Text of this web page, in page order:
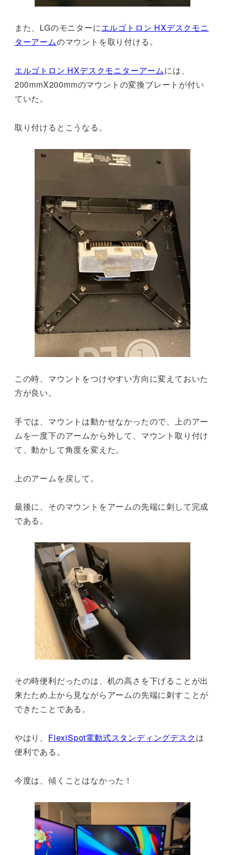
また、LGのモニターにエルゴトロン HXデスクモニ
ターアームのマウントを取り付ける。
エルゴトロン HXデスクモニターアームには、
200mmX200mmのマウントの変換ブレートが付い
ていた。
取り付けるとこうなる。
この時、マウントをつけやすい方向に変えておいた
方が良い。
手では、マウントは動かせなかったので、上のアー
ムを一度下のアームから外して、マウント取り付け
て、動かして角度を変えた。
上のアームを戻して。
最後に、そのマウントをアームの先端に刺して完成
である。
その時便利だったのは、机の高さを下げることが出
来たため上から見ながらアームの先端に刺すことが
できたことである。
やはり、 FlexiSpot電動式スタンディングデスクは
便利である。
今度は、傾くことはなかった！